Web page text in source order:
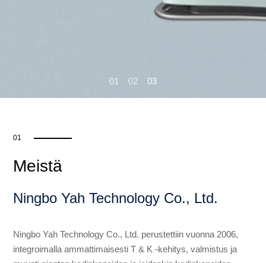
01 02 03
01
Meistä
Ningbo Yah Technology Co., Ltd.
Ningbo Yah Technology Co., Ltd. perustettiin vuonna 2006,
integroimalla ammattimaisesti T & K -kehitys, valmistus ja